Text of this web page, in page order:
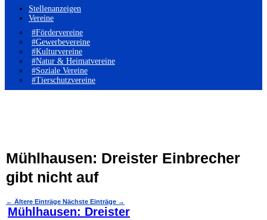
Stellenanzeigen
Vereine
#Fördervereine
#Gewerbevereine
#Kulturvereine
#Natur & Heimatvereine
#Soziale Vereine
#Tierschutzvereine
Mühlhausen: Dreister Einbrecher
gibt nicht auf
← Ältere Einträge Nächste Einträge →
Mühlhausen: Dreister